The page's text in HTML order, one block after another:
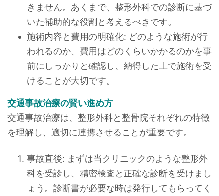
きません。あくまで、整形外科での診断に基づ
いた補助的な役割と考えるべきです。
施術内容と費用の明確化: どのような施術が行
われるのか、費用はどのくらいかかるのかを事
前にしっかりと確認し、納得した上で施術を受
けることが大切です。
交通事故治療の賢い進め方
交通事故治療は、整形外科と整骨院それぞれの特徴
を理解し、適切に連携させることが重要です。
事故直後: まずは当クリニックのような整形外
科を受診し、精密検査と正確な診断を受けまし
ょう。診断書が必要な時は発行してもらってく